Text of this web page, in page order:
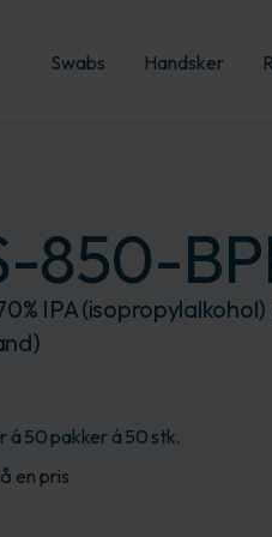
Swabs Handsker
850-
IPA (isopropylalkohol)
á 50 pakker á 50 stk.
en pris